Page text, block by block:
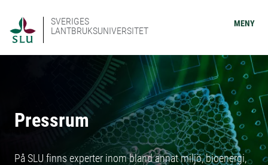
SVERIGES
LANTBRUKSUNIVERSITET
MENY
Pressrum
På SLU finns experter inom bland annat miljö, bioenergi,